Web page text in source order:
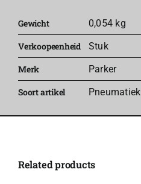
aantal
Gewicht
0,054 kg
Verkoopeenheid
Stuk
Merk
Parker
Soort artikel
Pneumatiek
Related products